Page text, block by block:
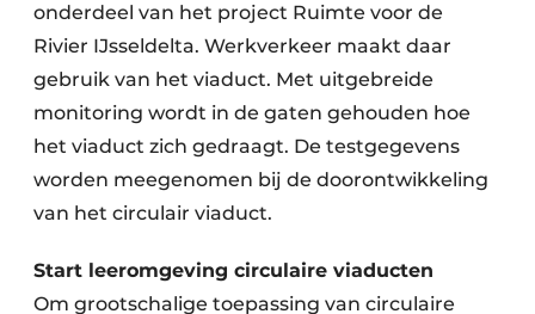
onderdeel van het project Ruimte voor de
Rivier IJsseldelta. Werkverkeer maakt daar
gebruik van het viaduct. Met uitgebreide
monitoring wordt in de gaten gehouden hoe
het viaduct zich gedraagt. De testgegevens
worden meegenomen bij de doorontwikkeling
van het circulair viaduct.
Start leeromgeving circulaire viaducten
Om grootschalige toepassing van circulaire